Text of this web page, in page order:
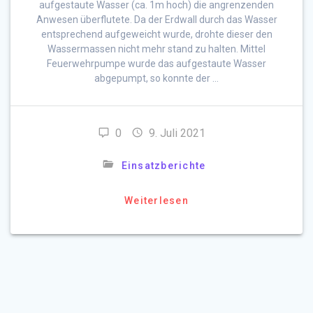
aufgestaute Wasser (ca. 1m hoch) die angrenzenden
Anwesen überflutete. Da der Erdwall durch das Wasser
entsprechend aufgeweicht wurde, drohte dieser den
Wassermassen nicht mehr stand zu halten. Mittel
Feuerwehrpumpe wurde das aufgestaute Wasser
abgepumpt, so konnte der …
0 9. Juli 2021
Einsatzberichte
Weiterlesen